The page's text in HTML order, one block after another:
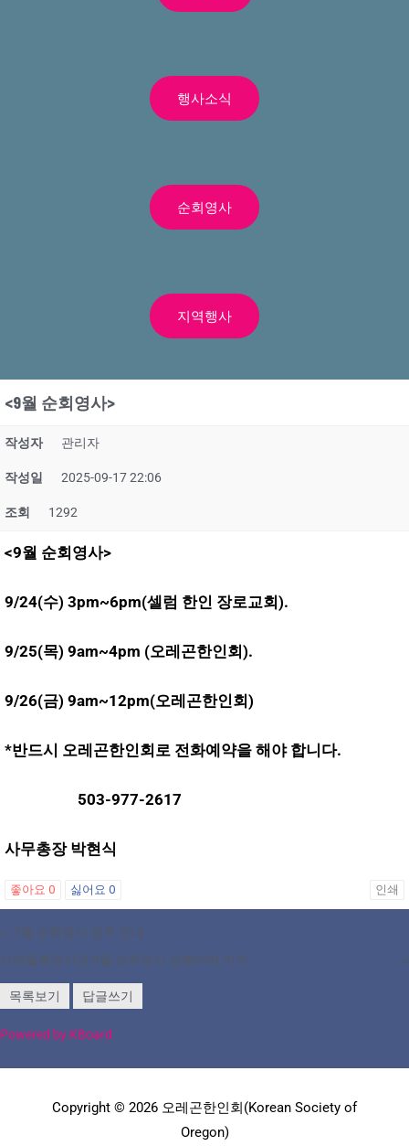
행사소식
순회영사
지역행사
<9월 순회영사>
작성자 관리자
작성일 2025-09-17 22:06
조회 1292
<9월 순회영사>
9/24(수) 3pm~6pm(셀럼 한인 장로교회).
9/25(목) 9am~4pm (오레곤한인회).
9/26(금) 9am~12pm(오레곤한인회)
*반드시 오레곤한인회로 전화예약을 해야 합니다.
503-977-2617
사무총장 박현식
좋아요 0 싫어요 0 인쇄
«
7월 순회영사 업무 안내
시애틀총영사관 9월 순회영사 성황리에 마쳐
»
목록보기 답글쓰기
Powered by KBoard
Copyright © 2026 오레곤한인회(Korean Society of
Oregon)